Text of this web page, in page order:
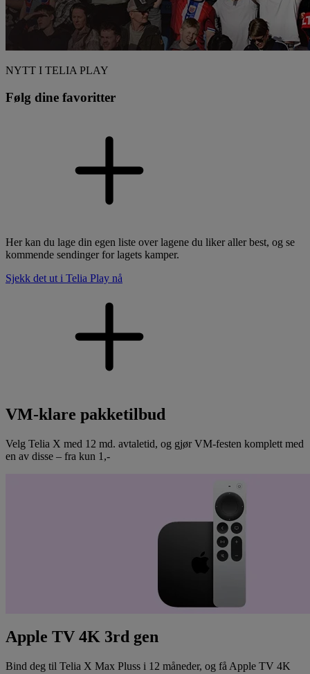
NYTT I TELIA PLAY
Følg dine favoritter
Her kan du lage din egen liste over lagene du liker aller best, og se
kommende sendinger for lagets kamper.
Sjekk det ut i Telia Play nå
VM-klare pakketilbud
Velg Telia X med 12 md. avtaletid, og gjør VM-festen komplett med
en av disse – fra kun 1,-
Apple TV 4K 3rd gen
Bind deg til Telia X Max Pluss i 12 måneder, og få Apple TV 4K